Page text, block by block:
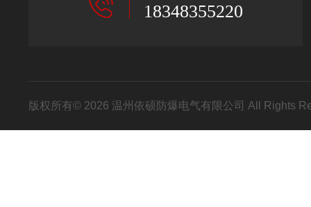
18348355220
版权所有© 2026 温州依硕防爆电气有限公司 All Rights